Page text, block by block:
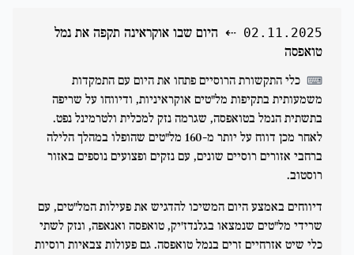
02.11.2025
⇠ היום שבו אוקראינה תקפה את נמל
טואפסה
⌨ כלי התקשורת הרוסיים פתחו את היום עם התמקדות
משמעותית בתקיפות מל"טים אוקראיניות, ודיווחו על שריפה
בתשתית הנמל בטואפסה, שגרמה נזק למכלית ולטרמינל נפט.
לאחר מכן דווח על יותר מ-160 מל"טים שהופלו במהלך הלילה
ברחבי אזורים רוסיים שונים, עם נזקים ופצועים נוספים באזור
רוסטוב.
דיווחים באמצע היום המשיכו להדגיש את פעילות המל"טים, עם
שרידי מל"טים שנמצאו בגלנדז'יק, טואפסה ואנאפה, ונזק לשתי
כלי שיט אזרחיים זרים בנמל טואפסה. גם פעולות צבאיות רוסיות